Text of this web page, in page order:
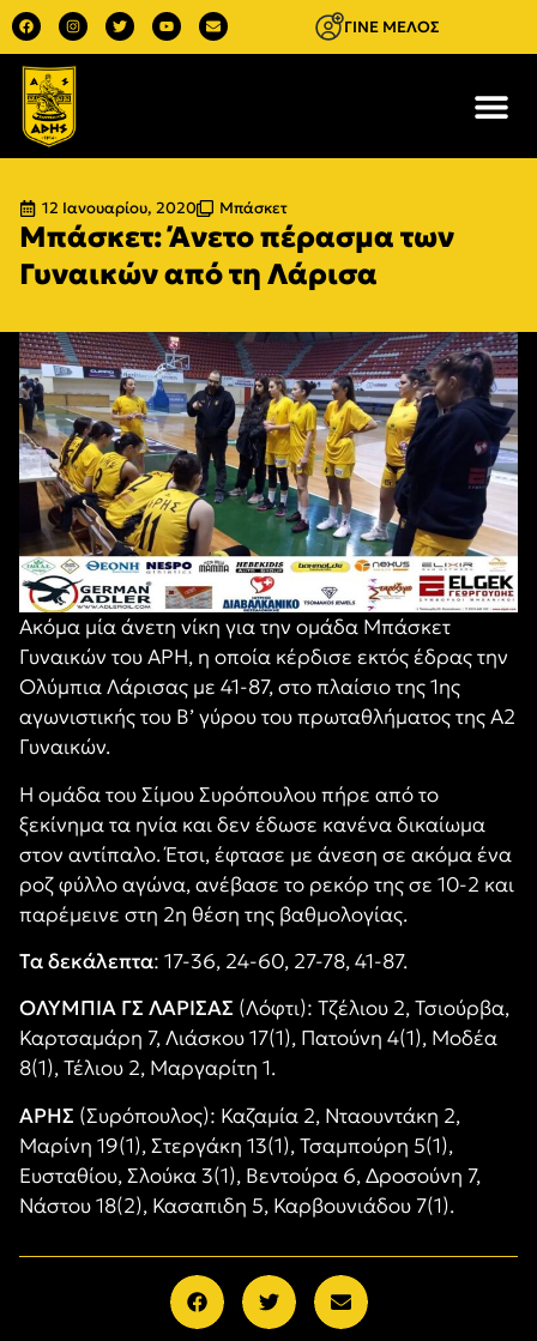
ΓΙΝΕ ΜΕΛΟΣ
12 Ιανουαρίου, 2020 Μπάσκετ
Μπάσκετ: Άνετο πέρασμα των
Γυναικών από τη Λάρισα
Ακόμα μία άνετη νίκη για την ομάδα Μπάσκετ
Γυναικών του ΑΡΗ, η οποία κέρδισε εκτός έδρας την
Ολύμπια Λάρισας με 41-87, στο πλαίσιο της 1ης
αγωνιστικής του Β’ γύρου του πρωταθλήματος της Α2
Γυναικών.
Η ομάδα του Σίμου Συρόπουλου πήρε από το
ξεκίνημα τα ηνία και δεν έδωσε κανένα δικαίωμα
στον αντίπαλο. Έτσι, έφτασε με άνεση σε ακόμα ένα
ροζ φύλλο αγώνα, ανέβασε το ρεκόρ της σε 10-2 και
παρέμεινε στη 2η θέση της βαθμολογίας.
Τα δεκάλεπτα: 17-36, 24-60, 27-78, 41-87.
ΟΛΥΜΠΙΑ ΓΣ ΛΑΡΙΣΑΣ (Λόφτι): Τζέλιου 2, Τσιούρβα,
Καρτσαμάρη 7, Λιάσκου 17(1), Πατούνη 4(1), Μοδέα
8(1), Τέλιου 2, Μαργαρίτη 1.
ΑΡΗΣ (Συρόπουλος): Καζαμία 2, Νταουντάκη 2,
Μαρίνη 19(1), Στεργάκη 13(1), Τσαμπούρη 5(1),
Ευσταθίου, Σλούκα 3(1), Βεντούρα 6, Δροσούνη 7,
Νάστου 18(2), Κασαπιδη 5, Καρβουνιάδου 7(1).